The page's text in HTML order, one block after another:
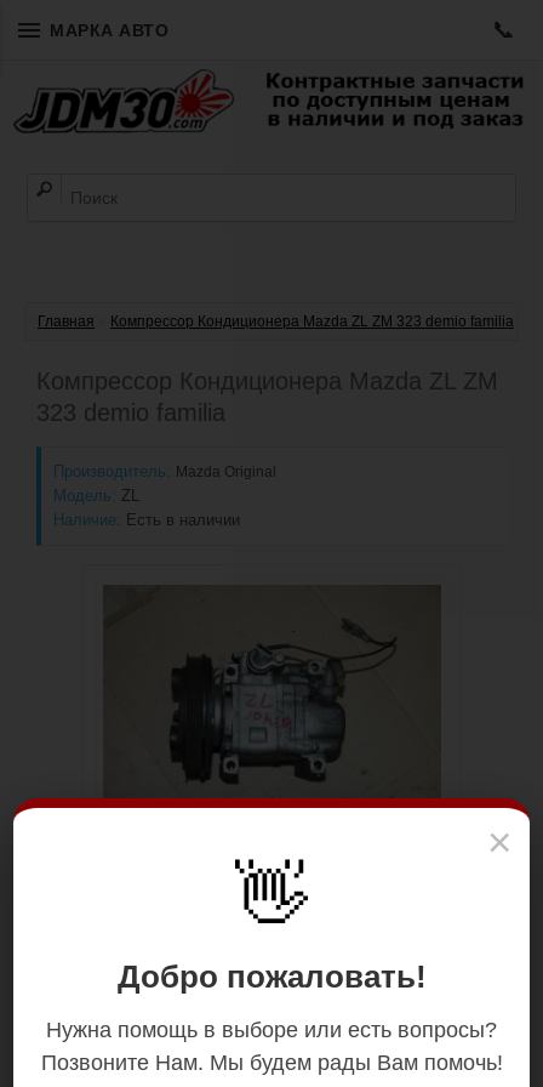
МАРКА АВТО 📞
×
👋
Добро пожаловать!
Нужна помощь в выборе или есть вопросы?
Позвоните Нам. Мы будем рады Вам помочь!
Главная Компрессор Кондиционера Mazda ZL ZM 323 demio familia
Компрессор Кондиционера Mazda ZL ZM
323 demio familia
Производитель: Mazda Original
Модель: ZL
Наличие: Есть в наличии